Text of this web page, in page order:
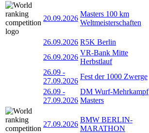
20.09.2026
Masters 100 km
Weltmeisterschaften
26.09.2026 R5K Berlin
26.09.2026
VR-Bank Mitte
Herbstlauf
26.09 -
27.09.2026
Fest der 1000 Zwerge
26.09 -
27.09.2026
DM Wurf-Mehrkampf
Masters
27.09.2026
BMW BERLIN-
MARATHON